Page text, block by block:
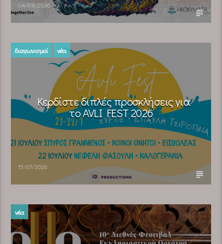
04/08/2026
διαγωνισμοί νέα
Κερδίστε διπλές προσκλήσεις για
το AVLI FEST 2026
15/07/2026
νέα